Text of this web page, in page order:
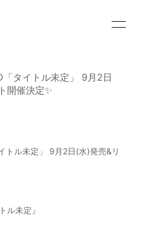
PROFILE
イン
タイトル未定」 9月2日
開催決定✨
トル未定」 9月2日(水)発売&リ
ル未定』